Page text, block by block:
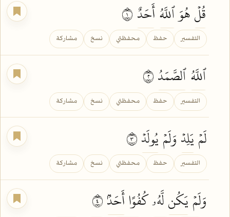
قُلۡهُوَٱللَّهُأَحَدٌ
التفسير حفظ محفظتي نسخ مشاركة
ٱللَّهُٱلصَّمَدُ
التفسير حفظ محفظتي نسخ مشاركة
لَمۡ يَلِدۡ وَلَمۡ يُولَدۡ
التفسير حفظ محفظتي نسخ مشاركة
وَلَمۡ يَكُنلَّهُۥ كُفُوًاأَحَدُۢ